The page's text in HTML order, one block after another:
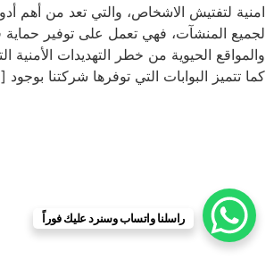
امنية لتفتيش الاشخاص، والتي تعد من أهم
لجميع المنشآت، فهي تعمل على توفير حماية
والمواقع الحيوية من خطر التهديدات الأمنية
كما تتميز البوابات التي توفرها شركتنا
راسلنا واتساب وسنرد عليك فوراً